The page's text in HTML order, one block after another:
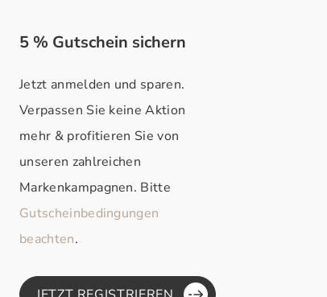
5 % Gutschein sichern
Jetzt anmelden und sparen.
Verpassen Sie keine Aktion
mehr & profitieren Sie von
unseren zahlreichen
Markenkampagnen. Bitte
Gutscheinbedingungen
beachten.